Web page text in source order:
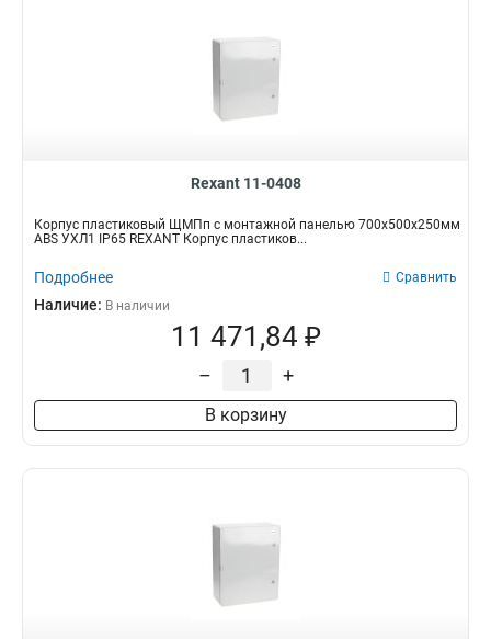
Rexant 11-0408
Корпус пластиковый ЩМПп с монтажной панелью 700х500х250мм
ABS УХЛ1 IP65 REXANT Корпус пластиков...
Подробнее Сравнить
Наличие: В наличии
11 471,84 ₽
– +
В корзину